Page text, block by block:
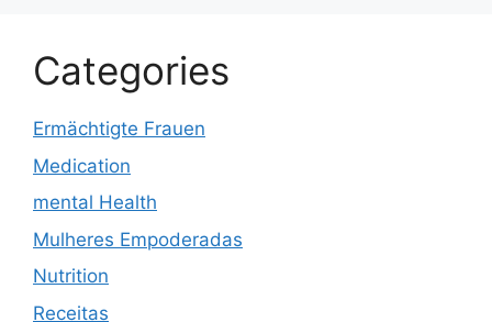
Categories
Ermächtigte Frauen
Medication
mental Health
Mulheres Empoderadas
Nutrition
Receitas